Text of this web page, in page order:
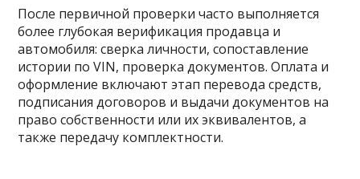
После первичной проверки часто выполняется
более глубокая верификация продавца и
автомобиля: сверка личности, сопоставление
истории по VIN, проверка документов. Оплата и
оформление включают этап перевода средств,
подписания договоров и выдачи документов на
право собственности или их эквивалентов, а
также передачу комплектности.